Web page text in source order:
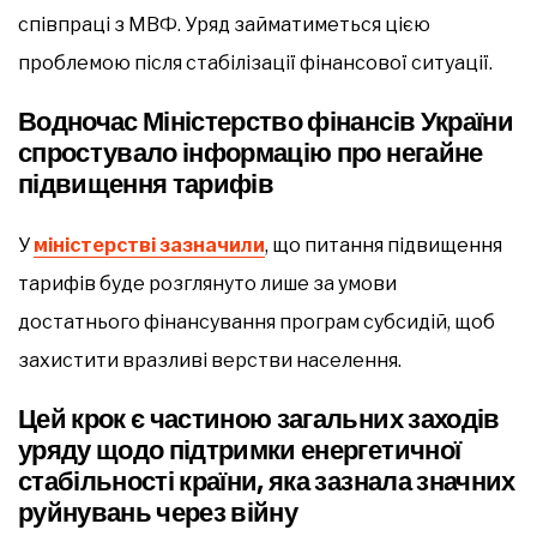
співпраці з МВФ. Уряд займатиметься цією
проблемою після стабілізації фінансової ситуації.
Водночас Міністерство фінансів України
спростувало інформацію про негайне
підвищення тарифів
У міністерстві зазначили, що питання підвищення
тарифів буде розглянуто лише за умови
достатнього фінансування програм субсидій, щоб
захистити вразливі верстви населення.
Цей крок є частиною загальних заходів
уряду щодо підтримки енергетичної
стабільності країни, яка зазнала значних
руйнувань через війну